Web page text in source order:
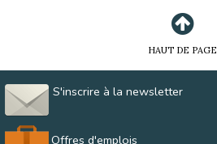
HAUT DE PAGE
S'inscrire à la newsletter
Offres d'emplois